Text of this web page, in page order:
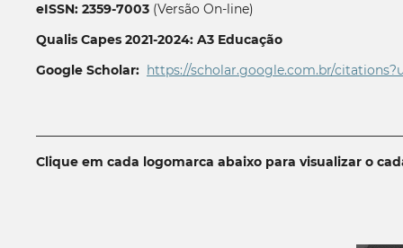
eISSN: 2359-7003(Versão On-line)
Qualis Capes 2021-2024: A3 Educação
Google Scholar: https://scholar.google.com.br/
Clique em cada logomarca abaixo para visualizar o